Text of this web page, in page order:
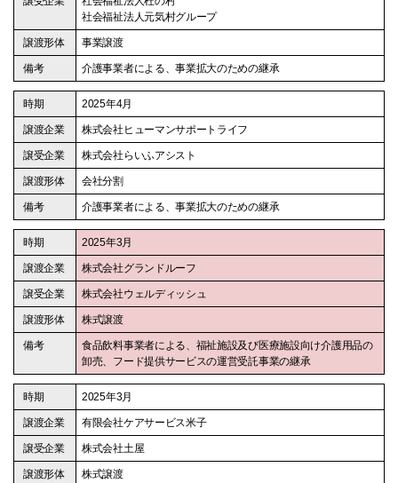
社会福祉法人元気村グループ
事業譲渡
介護事業者による、事業拡大のための継承
2025年4月
株式会社ヒューマンサポートライフ
株式会社らいふアシスト
会社分割
介護事業者による、事業拡大のための継承
2025年3月
株式会社グランドルーフ
株式会社ウェルディッシュ
株式譲渡
食品飲料事業者による、福祉施設及び医療施設向け介護用品の
卸売、フード提供サービスの運営受託事業の継承
2025年3月
有限会社ケアサービス米子
株式会社土屋
株式譲渡